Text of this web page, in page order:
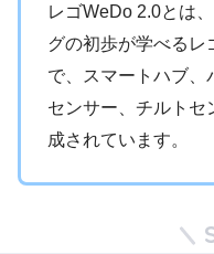
レゴWeDo 2.0とは
グの初歩が学べるレ
で、スマートハブ、
センサー、チルトセ
成されています。